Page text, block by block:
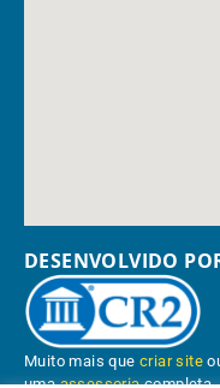
DESENVOLVIDO
Muito mais quecriar site
umaassessoriacompleta,